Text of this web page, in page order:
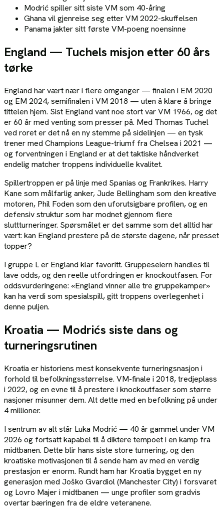
Modrić spiller sitt siste VM som 40-åring
Ghana vil gjenreise seg etter VM 2022-skuffelsen
Panama jakter sitt første VM-poeng noensinne
England — Tuchels misjon etter 60 års
tørke
England har vært nær i flere omganger — finalen i EM 2020
og EM 2024, semifinalen i VM 2018 — uten å klare å bringe
tittelen hjem. Sist England vant noe stort var VM 1966, og det
er 60 år med venting som presser på. Med Thomas Tuchel
ved roret er det nå en ny stemme på sidelinjen — en tysk
trener med Champions League-triumf fra Chelsea i 2021 —
og forventningen i England er at det taktiske håndverket
endelig matcher troppens individuelle kvalitet.
Spillertroppen er på linje med Spanias og Frankrikes. Harry
Kane som målfarlig anker, Jude Bellingham som den kreative
motoren, Phil Foden som den uforutsigbare profilen, og en
defensiv struktur som har modnet gjennom flere
sluttturneringer. Spørsmålet er det samme som det alltid har
vært: kan England prestere på de største dagene, når presset
topper?
I gruppe L er England klar favoritt. Gruppeseiern handles til
lave odds, og den reelle utfordringen er knockoutfasen. For
oddsvurderingene: «England vinner alle tre gruppekamper»
kan ha verdi som spesialspill, gitt troppens overlegenhet i
denne puljen.
Kroatia — Modrićs siste dans og
turneringsrutinen
Kroatia er historiens mest konsekvente turneringsnasjon i
forhold til befolkningsstørrelse. VM-finale i 2018, tredjeplass
i 2022, og en evne til å prestere i knockoutfaser som større
nasjoner misunner dem. Alt dette med en befolkning på under
4 millioner.
I sentrum av alt står Luka Modrić — 40 år gammel under VM
2026 og fortsatt kapabel til å diktere tempoet i en kamp fra
midtbanen. Dette blir hans siste store turnering, og den
kroatiske motivasjonen til å sende ham av med en verdig
prestasjon er enorm. Rundt ham har Kroatia bygget en ny
generasjon med Joško Gvardiol (Manchester City) i forsvaret
og Lovro Majer i midtbanen — unge profiler som gradvis
overtar bæringen fra de eldre veteranene.